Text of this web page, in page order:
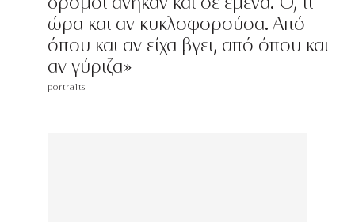
ώρα και αν κυκλοφορούσα. Από
όπου και αν είχα βγει, από όπου και
αν γύριζα»
portraits